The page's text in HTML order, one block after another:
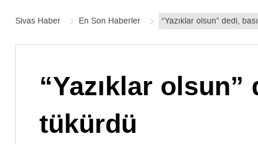
Sivas Haber En Son Haberler “Yazıklar olsun” dedi,
“Yazıklar
tükürdü